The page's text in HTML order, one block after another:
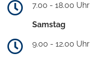
7.00 - 18.00 Uhr
Samstag
9.00 - 12.00 Uhr